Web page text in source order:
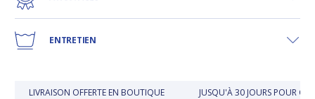
ENTRETIEN
LIVRAISON OFFERTE EN BOUTIQUE JUSQU'À 30 JOURS POUR